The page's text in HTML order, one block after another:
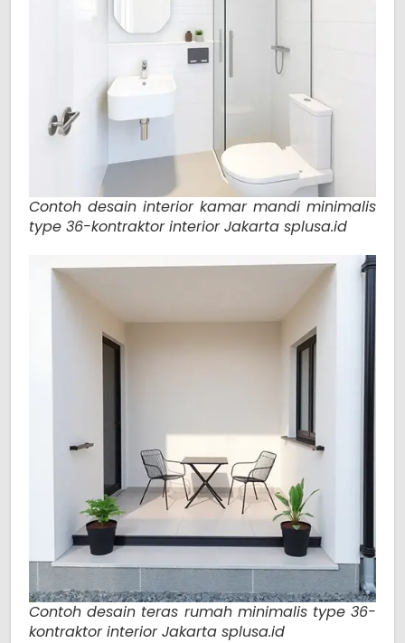
Contoh desain interior kamar mandi minimalis
type 36-kontraktor interior Jakarta splusa.id
Contoh desain teras rumah minimalis type 36-
kontraktor interior Jakarta splusa.id